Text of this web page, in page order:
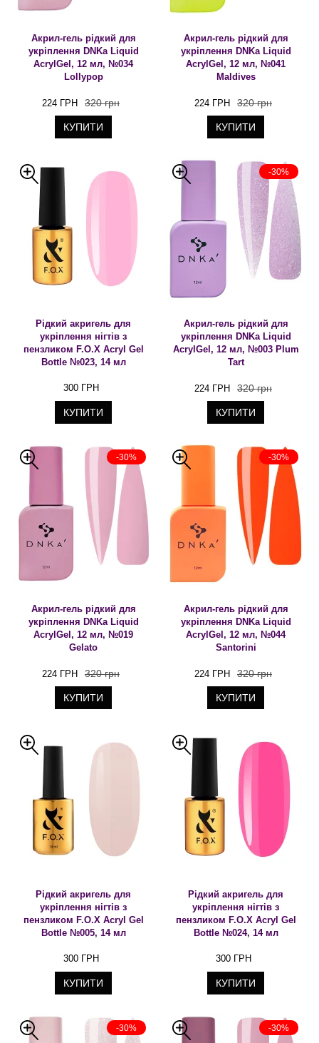
Акрил-гель рідкий для
укріплення DNKa Liquid
AcrylGel, 12 мл, №034
Lollypop
224 ГРН 320 грн
КУПИТИ
Акрил-гель рідкий для
укріплення DNKa Liquid
AcrylGel, 12 мл, №041
Maldives
224 ГРН 320 грн
КУПИТИ
Рідкий акригель для
укріплення нігтів з
пензликом F.O.X Acryl Gel
Bottle №023, 14 мл
300 ГРН
КУПИТИ
-30%
Акрил-гель рідкий для
укріплення DNKa Liquid
AcrylGel, 12 мл, №003 Plum
Tart
224 ГРН 320 грн
КУПИТИ
-30%
Акрил-гель рідкий для
укріплення DNKa Liquid
AcrylGel, 12 мл, №019
Gelato
224 ГРН 320 грн
КУПИТИ
-30%
Акрил-гель рідкий для
укріплення DNKa Liquid
AcrylGel, 12 мл, №044
Santorini
224 ГРН 320 грн
КУПИТИ
Рідкий акригель для
укріплення нігтів з
пензликом F.O.X Acryl Gel
Bottle №005, 14 мл
300 ГРН
КУПИТИ
Рідкий акригель для
укріплення нігтів з
пензликом F.O.X Acryl Gel
Bottle №024, 14 мл
300 ГРН
КУПИТИ
-30% -30%